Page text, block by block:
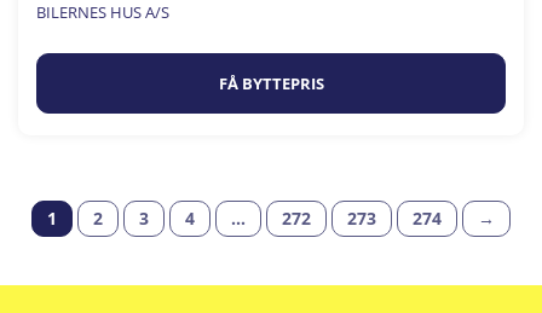
BILERNES HUS A/S
FÅ BYTTEPRIS
1 2 3 4 … 272 273 274 →